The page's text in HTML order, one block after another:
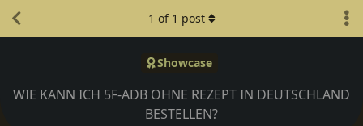
Showcase
WIE KANN ICH 5F-ADB OHNE REZEPT IN DEUTSCHLAND
BESTELLEN?
1 of 1 post